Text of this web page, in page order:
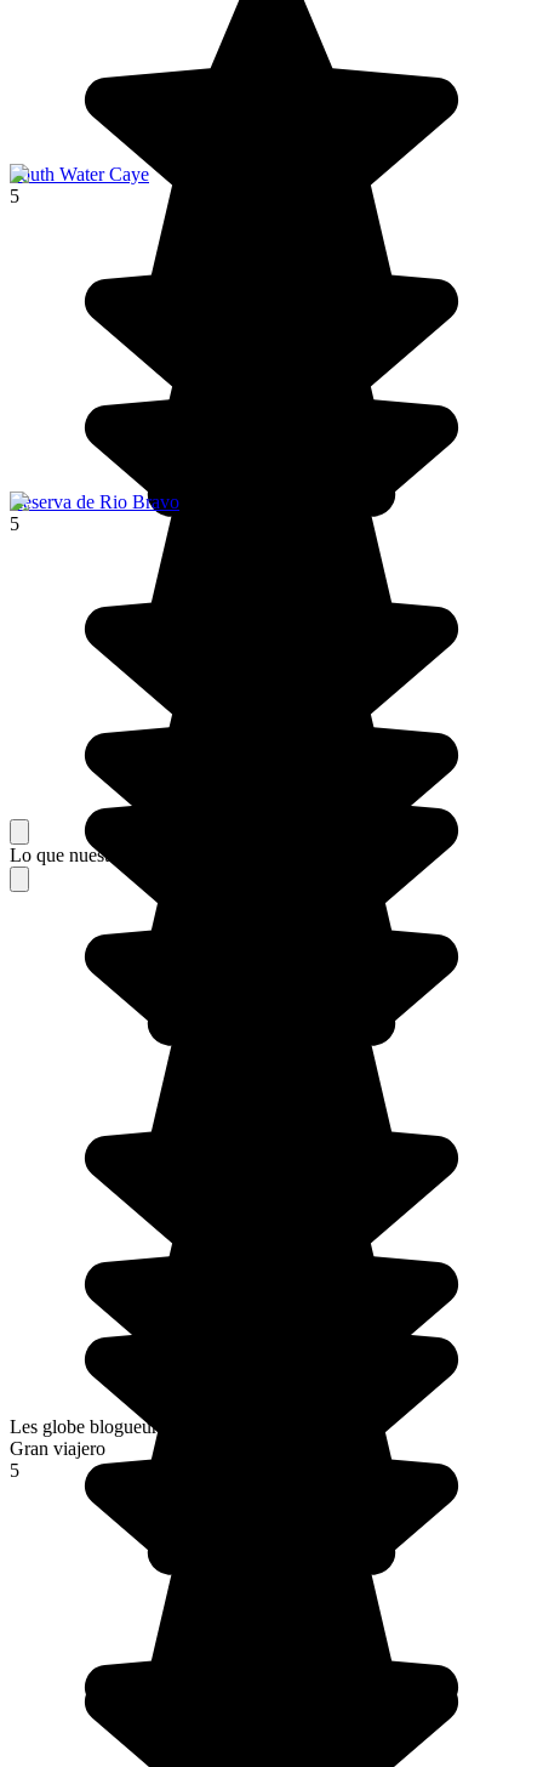
South Water Caye
5
Reserva de Rio Bravo
5
Lo que nuestros viajeros piensan de su estancia
Les globe blogueurs
Gran viajero
5